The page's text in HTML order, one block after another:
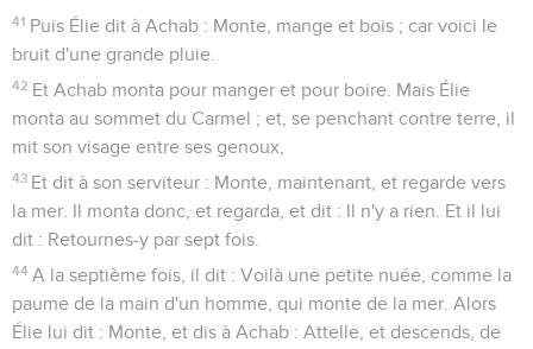
41 Puis Élie dit à Achab : Monte, mange et bois ; car voici le
bruit d'une grande pluie.
42 Et Achab monta pour manger et pour boire. Mais Élie
monta au sommet du Carmel ; et, se penchant contre terre, il
mit son visage entre ses genoux,
43 Et dit à son serviteur : Monte, maintenant, et regarde vers
la mer. Il monta donc, et regarda, et dit : Il n'y a rien. Et il lui
dit : Retournes-y par sept fois.
44 A la septième fois, il dit : Voilà une petite nuée, comme la
paume de la main d'un homme, qui monte de la mer. Alors
Élie lui dit : Monte, et dis à Achab : Attelle, et descends, de